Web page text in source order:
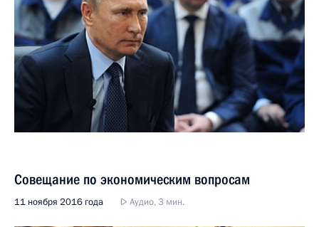
Совещание по экономическим вопросам
11 ноября 2016 года Аудио, 3 мин.